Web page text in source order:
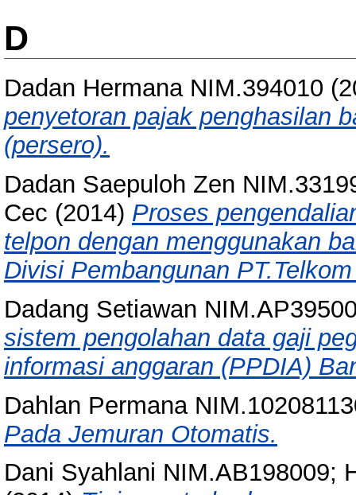
D
Dadan Hermana NIM.394010
penyetoran pajak penghasilan
(persero).
Dadan Saepuloh Zen
Cec (2014) Proses
telpon dengan menggunakan
Divisi Pembangunan
Dadang Setiawan
sistem pengolahan data gaji
informasi anggaran (PPDIA)
Dahlan Permana
Pada Jemuran Otomatis.
Dani Syahlani NIM.AB198009;